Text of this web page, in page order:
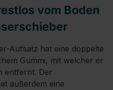
vom Boden
Aufsatz hat eine doppelte
Gummi, mit welcher er
entfernt. Der
außerdem eine